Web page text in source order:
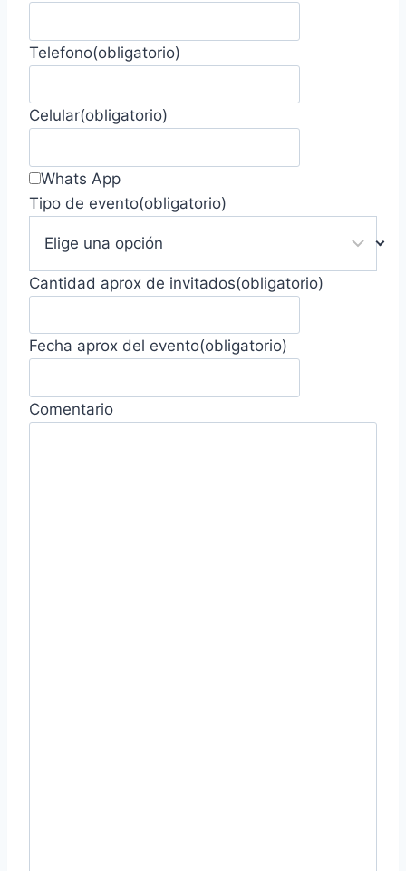
Telefono(obligatorio)
Celular(obligatorio)
Whats App
Tipo de evento(obligatorio)
Cantidad aprox de invitados(obligatorio)
Fecha aprox del evento(obligatorio)
Comentario